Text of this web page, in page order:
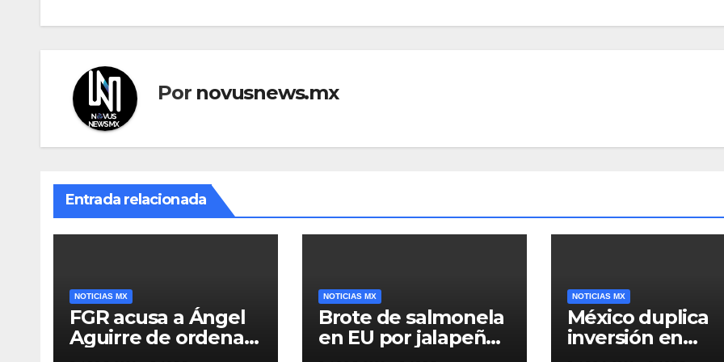
Por novusnews.mx
Entrada relacionada
NOTICIAS MX
FGR acusa a Ángel
Aguirre de ordenar
NOTICIAS MX
Brote de salmonela
en EU por jalapeños
NOTICIAS MX
México duplica
inversión en